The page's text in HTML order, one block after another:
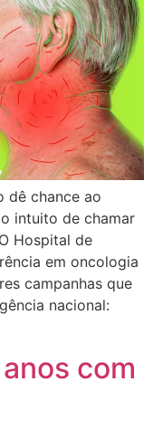
dê chance ao
intuito de chamar
Hospital de
em oncologia
campanhas que
nacional:
com